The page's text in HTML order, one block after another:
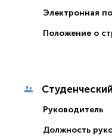
Электронная
Положение о
Руководитель
Должность